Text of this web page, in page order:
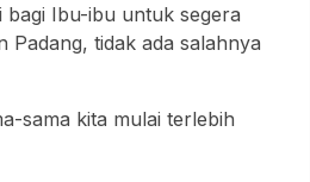
Ibu-ibu untuk segera
Padang, tidak ada salahnya
sama kita mulai terlebih